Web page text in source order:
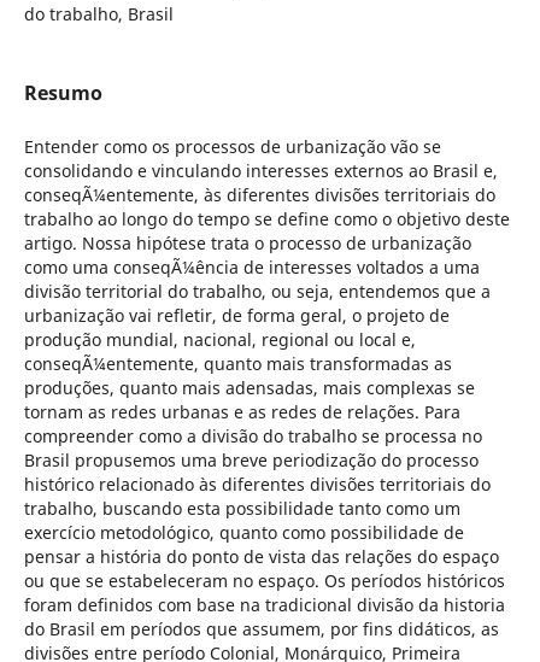
do trabalho, Brasil
Resumo
Entender como os processos de urbanização vão se
consolidando e vinculando interesses externos ao Brasil e,
conseqÃ¼entemente, às diferentes divisões territoriais do
trabalho ao longo do tempo se define como o objetivo deste
artigo. Nossa hipótese trata o processo de urbanização
como uma conseqÃ¼ência de interesses voltados a uma
divisão territorial do trabalho, ou seja, entendemos que a
urbanização vai refletir, de forma geral, o projeto de
produção mundial, nacional, regional ou local e,
conseqÃ¼entemente, quanto mais transformadas as
produções, quanto mais adensadas, mais complexas se
tornam as redes urbanas e as redes de relações. Para
compreender como a divisão do trabalho se processa no
Brasil propusemos uma breve periodização do processo
histórico relacionado às diferentes divisões territoriais do
trabalho, buscando esta possibilidade tanto como um
exercício metodológico, quanto como possibilidade de
pensar a história do ponto de vista das relações do espaço
ou que se estabeleceram no espaço. Os períodos históricos
foram definidos com base na tradicional divisão da historia
do Brasil em períodos que assumem, por fins didáticos, as
divisões entre período Colonial, Monárquico, Primeira